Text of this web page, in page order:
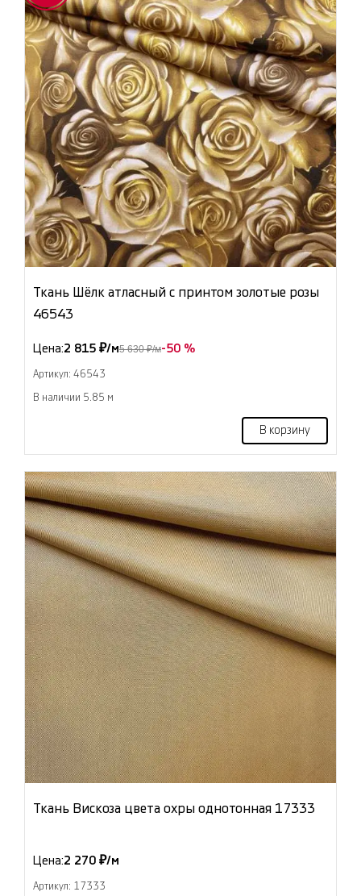
Ткань Шёлк атласный с принтом золотые розы
46543
Цена:2 815 ₽/м5 630 ₽/м-50 %
Артикул: 46543
В наличии 5.85 м
В корзину
Ткань Вискоза цвета охры однотонная 17333
Цена:2 270 ₽/м
Артикул: 17333